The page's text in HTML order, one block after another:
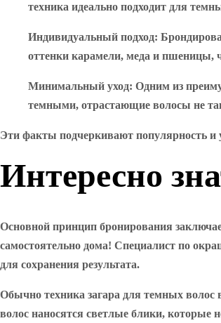
техника идеально подходит для
Индивидуальный подход:
оттенки карамели, меда и пшеницы,
Минимальный уход: Одним из
темными, отрастающие волосы не
Эти факты подчеркивают популярность и
Интересно
Основной принцип бронирования
самостоятельно дома! Специалист по
для сохранения результата.
Обычно техника загара для темных волос
волос наносятся светлые блики, которые